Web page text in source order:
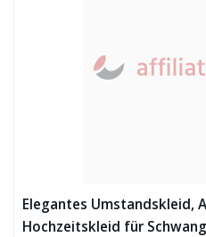
Elegantes Umstandskleid,
Hochzeitskleid für